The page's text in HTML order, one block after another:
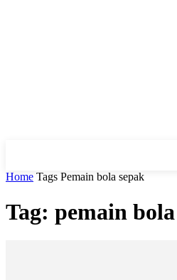
Home Tags Pemain bola sepak
Tag: pemain